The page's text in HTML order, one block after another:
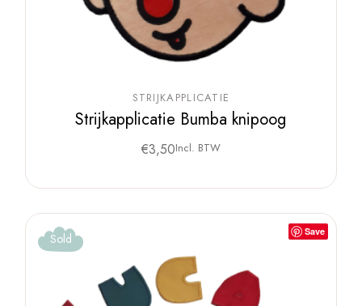
STRIJKAPPLICATIE
Strijkapplicatie Bumba knipoog
€3,50Incl. BTW
Save
Sold